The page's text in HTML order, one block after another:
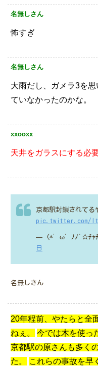
名無しさん
怖すぎ
名無しさん
大雨だし、ガメラ3を思
ていなかったのかな。
xxooxx
天井をガラスにする必
京都駅封鎖されてる
pic.twitter.com/
— (*’ω’ﾉﾉﾞ☆ﾁｬﾁｬ
日
名無しさん
20年程前、やたらと全
ねぇ。
今では木を使っ
京都駅の原さんも多く
た。
これらの事故を早